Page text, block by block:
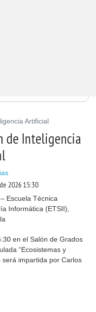
Artificial
de Inteligencia
202615:30
Escuela Técnica
Informática (ETSII),
en el Salón de Grados
“Ecosistemas y
será impartida por Carlos